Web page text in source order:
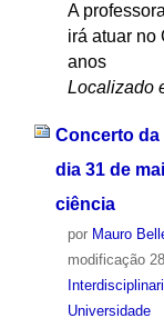
A
irá atuar no
anos
Localizado
Concerto da
dia 31 de
ciência
por Mauro
modificação
Universidade